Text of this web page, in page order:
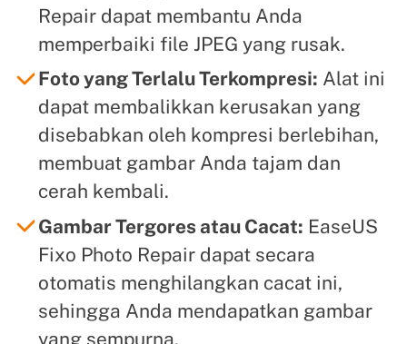
Repair dapat membantu Anda
memperbaiki file JPEG yang rusak.
Foto yang Terlalu Terkompresi: Alat ini
dapat membalikkan kerusakan yang
disebabkan oleh kompresi berlebihan,
membuat gambar Anda tajam dan
cerah kembali.
Gambar Tergores atau Cacat: EaseUS
Fixo Photo Repair dapat secara
otomatis menghilangkan cacat ini,
sehingga Anda mendapatkan gambar
yang sempurna.